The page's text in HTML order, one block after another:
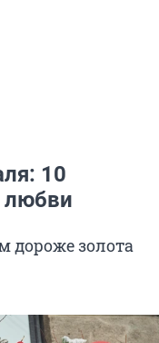
10
любви
дороже золота